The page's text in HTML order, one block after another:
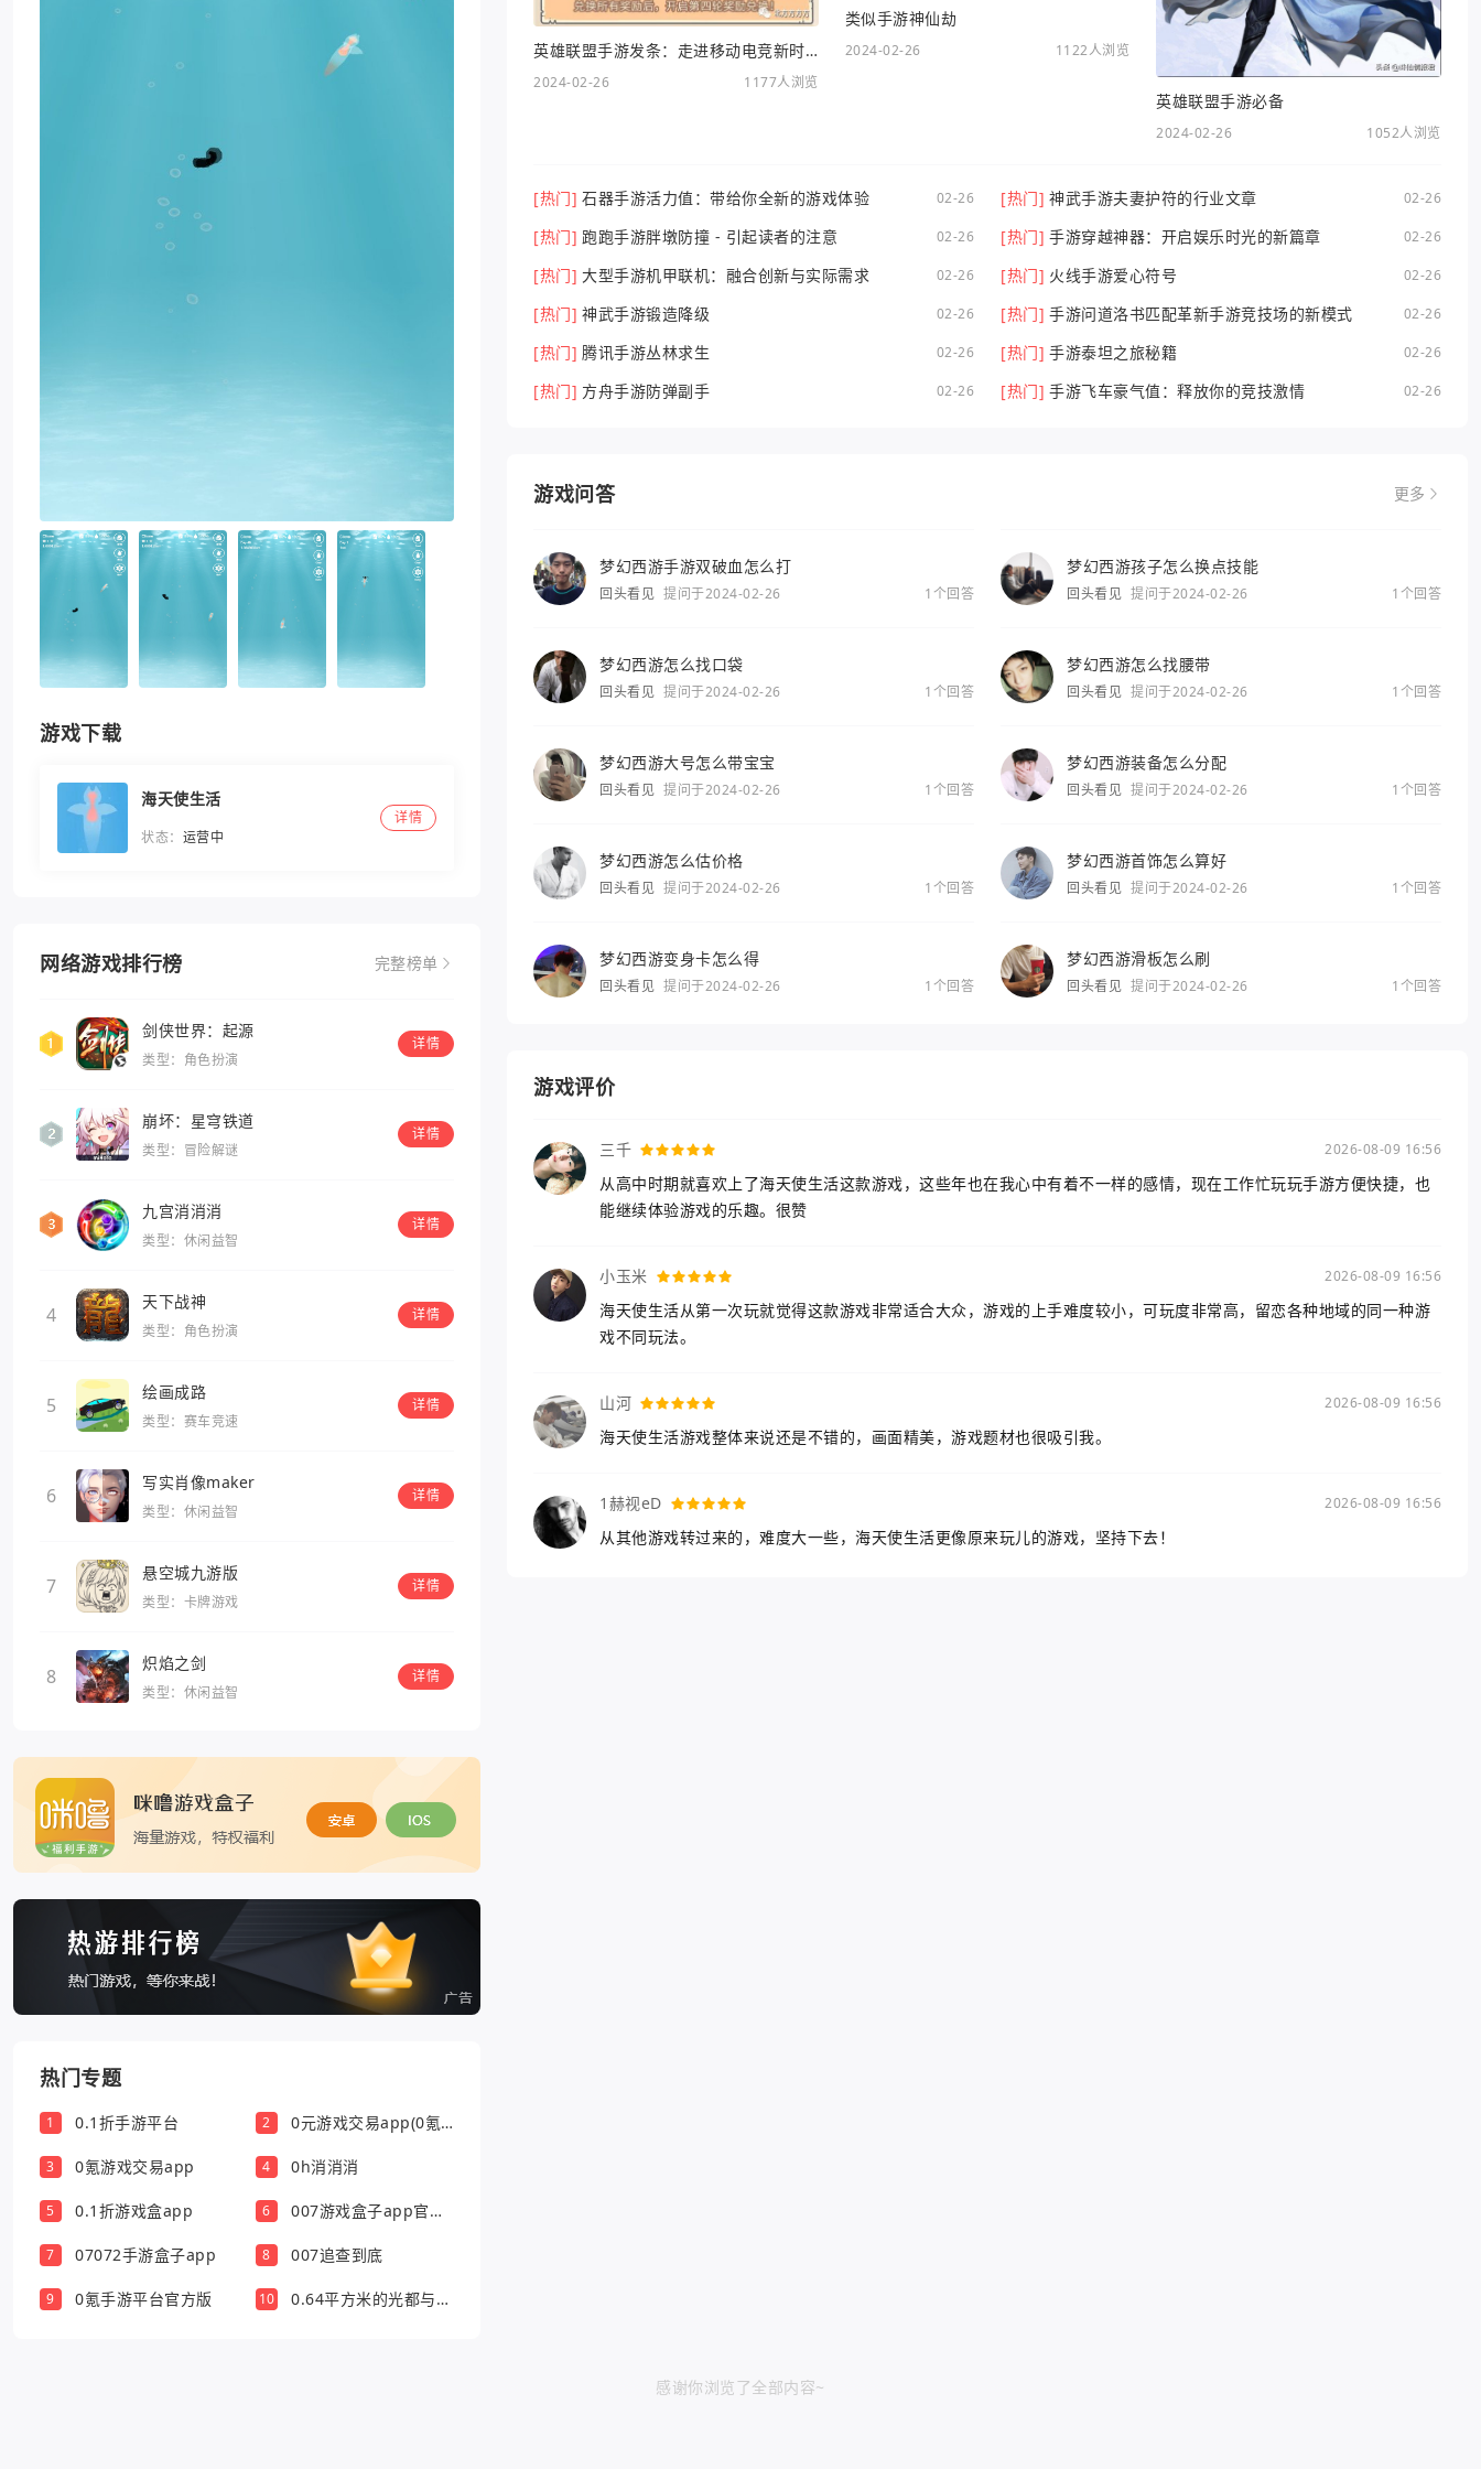
游戏下载
海天使生活
状态： 运营中
详情
网络游戏排行榜 完整榜单
剑侠世界：起源
类型：角色扮演
详情
崩坏：星穹铁道
类型：冒险解谜
详情
九宫消消消
类型：休闲益智
详情
4
天下战神
类型：角色扮演
详情
5
绘画成路
类型：赛车竞速
详情
6
写实肖像maker
类型：休闲益智
详情
7
悬空城九游版
类型：卡牌游戏
详情
8
炽焰之剑
类型：休闲益智
详情
热门专题
1 0.1折手游平台 2
0元游戏交易app(0氪
3 0氪游戏交易app 4 0h消消消
5 0.1折游戏盒app 6
007游戏盒子app官方
7 07072手游盒子app 8 007追查到底
9 0氪手游平台官方版 10
0.64平方米的光都与你
英雄联盟手游发条：走进移动电竞新时代
2024-02-26 1177人浏览
类似手游神仙劫
2024-02-26 1122人浏览
英雄联盟手游必备
2024-02-26 1052人浏览
[热门] 石器手游活力值：带给你全新的游戏体验 02-26 [热门] 神武手游夫妻护符的行业文章 02-26
[热门] 跑跑手游胖墩防撞 - 引起读者的注意 02-26 [热门] 手游穿越神器：开启娱乐时光的新篇章 02-26
[热门] 大型手游机甲联机：融合创新与实际需求 02-26 [热门] 火线手游爱心符号 02-26
[热门] 神武手游锻造降级 02-26 [热门] 手游问道洛书匹配革新手游竞技场的新模式 02-26
[热门] 腾讯手游丛林求生 02-26 [热门] 手游泰坦之旅秘籍 02-26
[热门] 方舟手游防弹副手 02-26 [热门] 手游飞车豪气值：释放你的竞技激情 02-26
游戏问答 更多
梦幻西游手游双破血怎么打
回头看见 提问于2024-02-26 1个回答
梦幻西游孩子怎么换点技能
回头看见 提问于2024-02-26 1个回答
梦幻西游怎么找口袋
回头看见 提问于2024-02-26 1个回答
梦幻西游怎么找腰带
回头看见 提问于2024-02-26 1个回答
梦幻西游大号怎么带宝宝
回头看见 提问于2024-02-26 1个回答
梦幻西游装备怎么分配
回头看见 提问于2024-02-26 1个回答
梦幻西游怎么估价格
回头看见 提问于2024-02-26 1个回答
梦幻西游首饰怎么算好
回头看见 提问于2024-02-26 1个回答
梦幻西游变身卡怎么得
回头看见 提问于2024-02-26 1个回答
梦幻西游滑板怎么刷
回头看见 提问于2024-02-26 1个回答
游戏评价
三千 2026-08-09 16:56
从高中时期就喜欢上了海天使生活这款游戏，这些年也在我心中有着不一样的感情，现在工作忙玩玩手游方便快捷，也
能继续体验游戏的乐趣。很赞
小玉米 2026-08-09 16:56
海天使生活从第一次玩就觉得这款游戏非常适合大众，游戏的上手难度较小，可玩度非常高，留恋各种地域的同一种游
戏不同玩法。
山河 2026-08-09 16:56
海天使生活游戏整体来说还是不错的，画面精美，游戏题材也很吸引我。
1赫视eD 2026-08-09 16:56
从其他游戏转过来的，难度大一些，海天使生活更像原来玩儿的游戏，坚持下去！
感谢你浏览了全部内容~